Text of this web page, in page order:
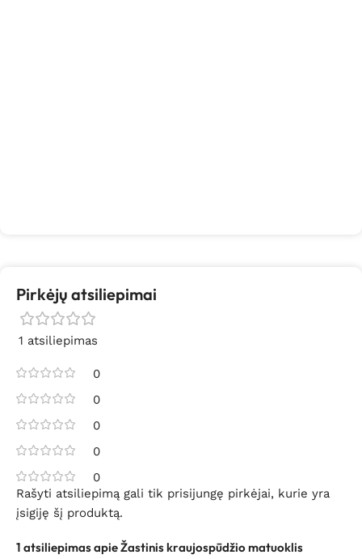
Pirkėjų atsiliepimai
1 atsiliepimas
0
0
0
0
0
1 atsiliepimas apieŽastinis kraujospūdžio matuoklis
Rašyti atsiliepimą gali tik prisijungę pirkėjai, kurie yra
įsigiję šį produktą.